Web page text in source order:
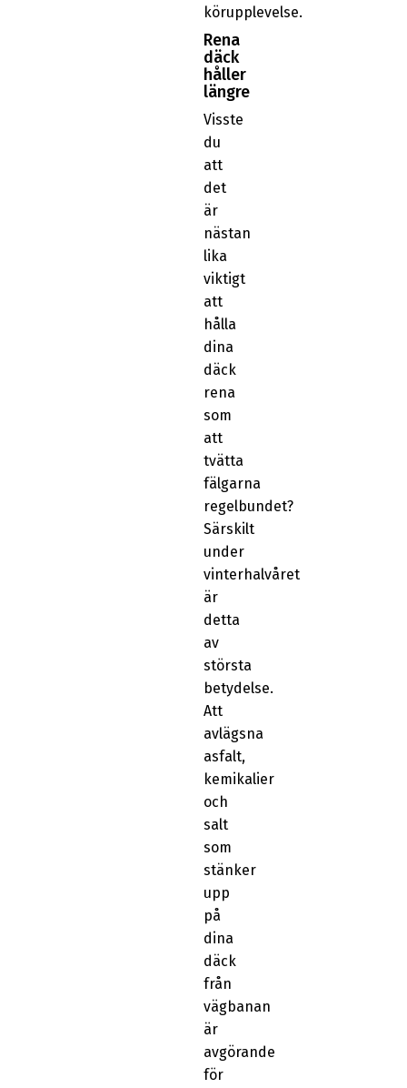
körupplevelse.
Rena
däck
håller
längre
Visste
du
att
det
är
nästan
lika
viktigt
att
hålla
dina
däck
rena
som
att
tvätta
fälgarna
regelbundet?
Särskilt
under
vinterhalvåret
är
detta
av
största
betydelse.
Att
avlägsna
asfalt,
kemikalier
och
salt
som
stänker
upp
på
dina
däck
från
vägbanan
är
avgörande
för